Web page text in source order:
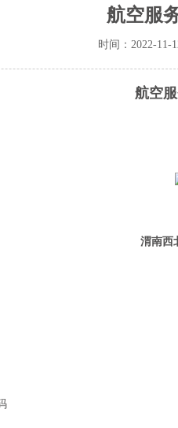
航空服
时间： 2022-11-
航空
渭南西